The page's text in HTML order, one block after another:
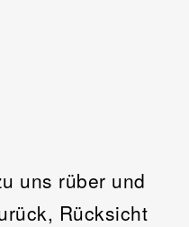
uns rüber und
Rücksicht